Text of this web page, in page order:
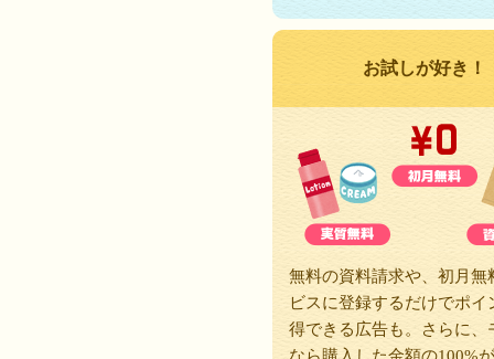
お試しが好き！
無料の資料請求や、初月無
ビスに登録するだけでポイ
得できる広告も。さらに、